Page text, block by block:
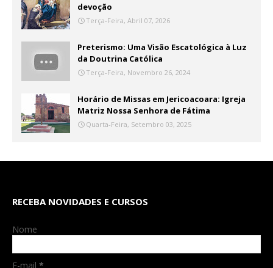
devoção
Terça-Feira, Abril 07, 2026
Preterismo: Uma Visão Escatológica à Luz
da Doutrina Católica
Terça-Feira, Novembro 26, 2024
Horário de Missas em Jericoacoara: Igreja
Matriz Nossa Senhora de Fátima
Quarta-Feira, Setembro 03, 2025
RECEBA NOVIDADES E CURSOS
Nome
E-mail *